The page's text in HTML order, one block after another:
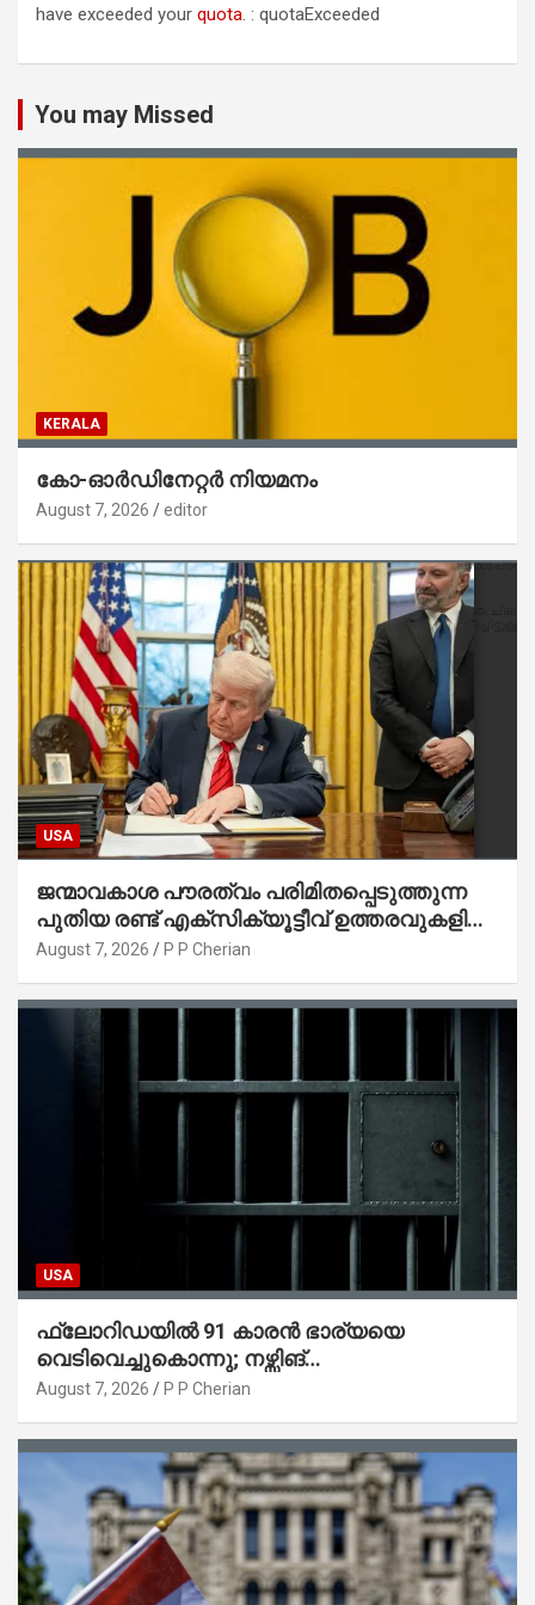
have exceeded your quota. : quotaExceeded
You may Missed
KERALA
കോ-ഓർഡിനേറ്റർ നിയമനം
August 7, 2026 editor
USA
ജന്മാവകാശ പൗരത്വം പരിമിതപ്പെടുത്തുന്ന
പുതിയ രണ്ട് എക്സിക്യൂട്ടീവ് ഉത്തരവുകളിൽ
ട്രംപ് ഒപ്പുവെച്ചു
August 7, 2026 P P Cherian
USA
ഫ്ലോറിഡയിൽ 91 കാരൻ ഭാര്യയെ
വെടിവെച്ചുകൊന്നു; നഴ്സിങ്
ഹോമിലാക്കില്ലെന്ന് നൽകിയ വാഗ്ദാനം
August 7, 2026 P P Cherian